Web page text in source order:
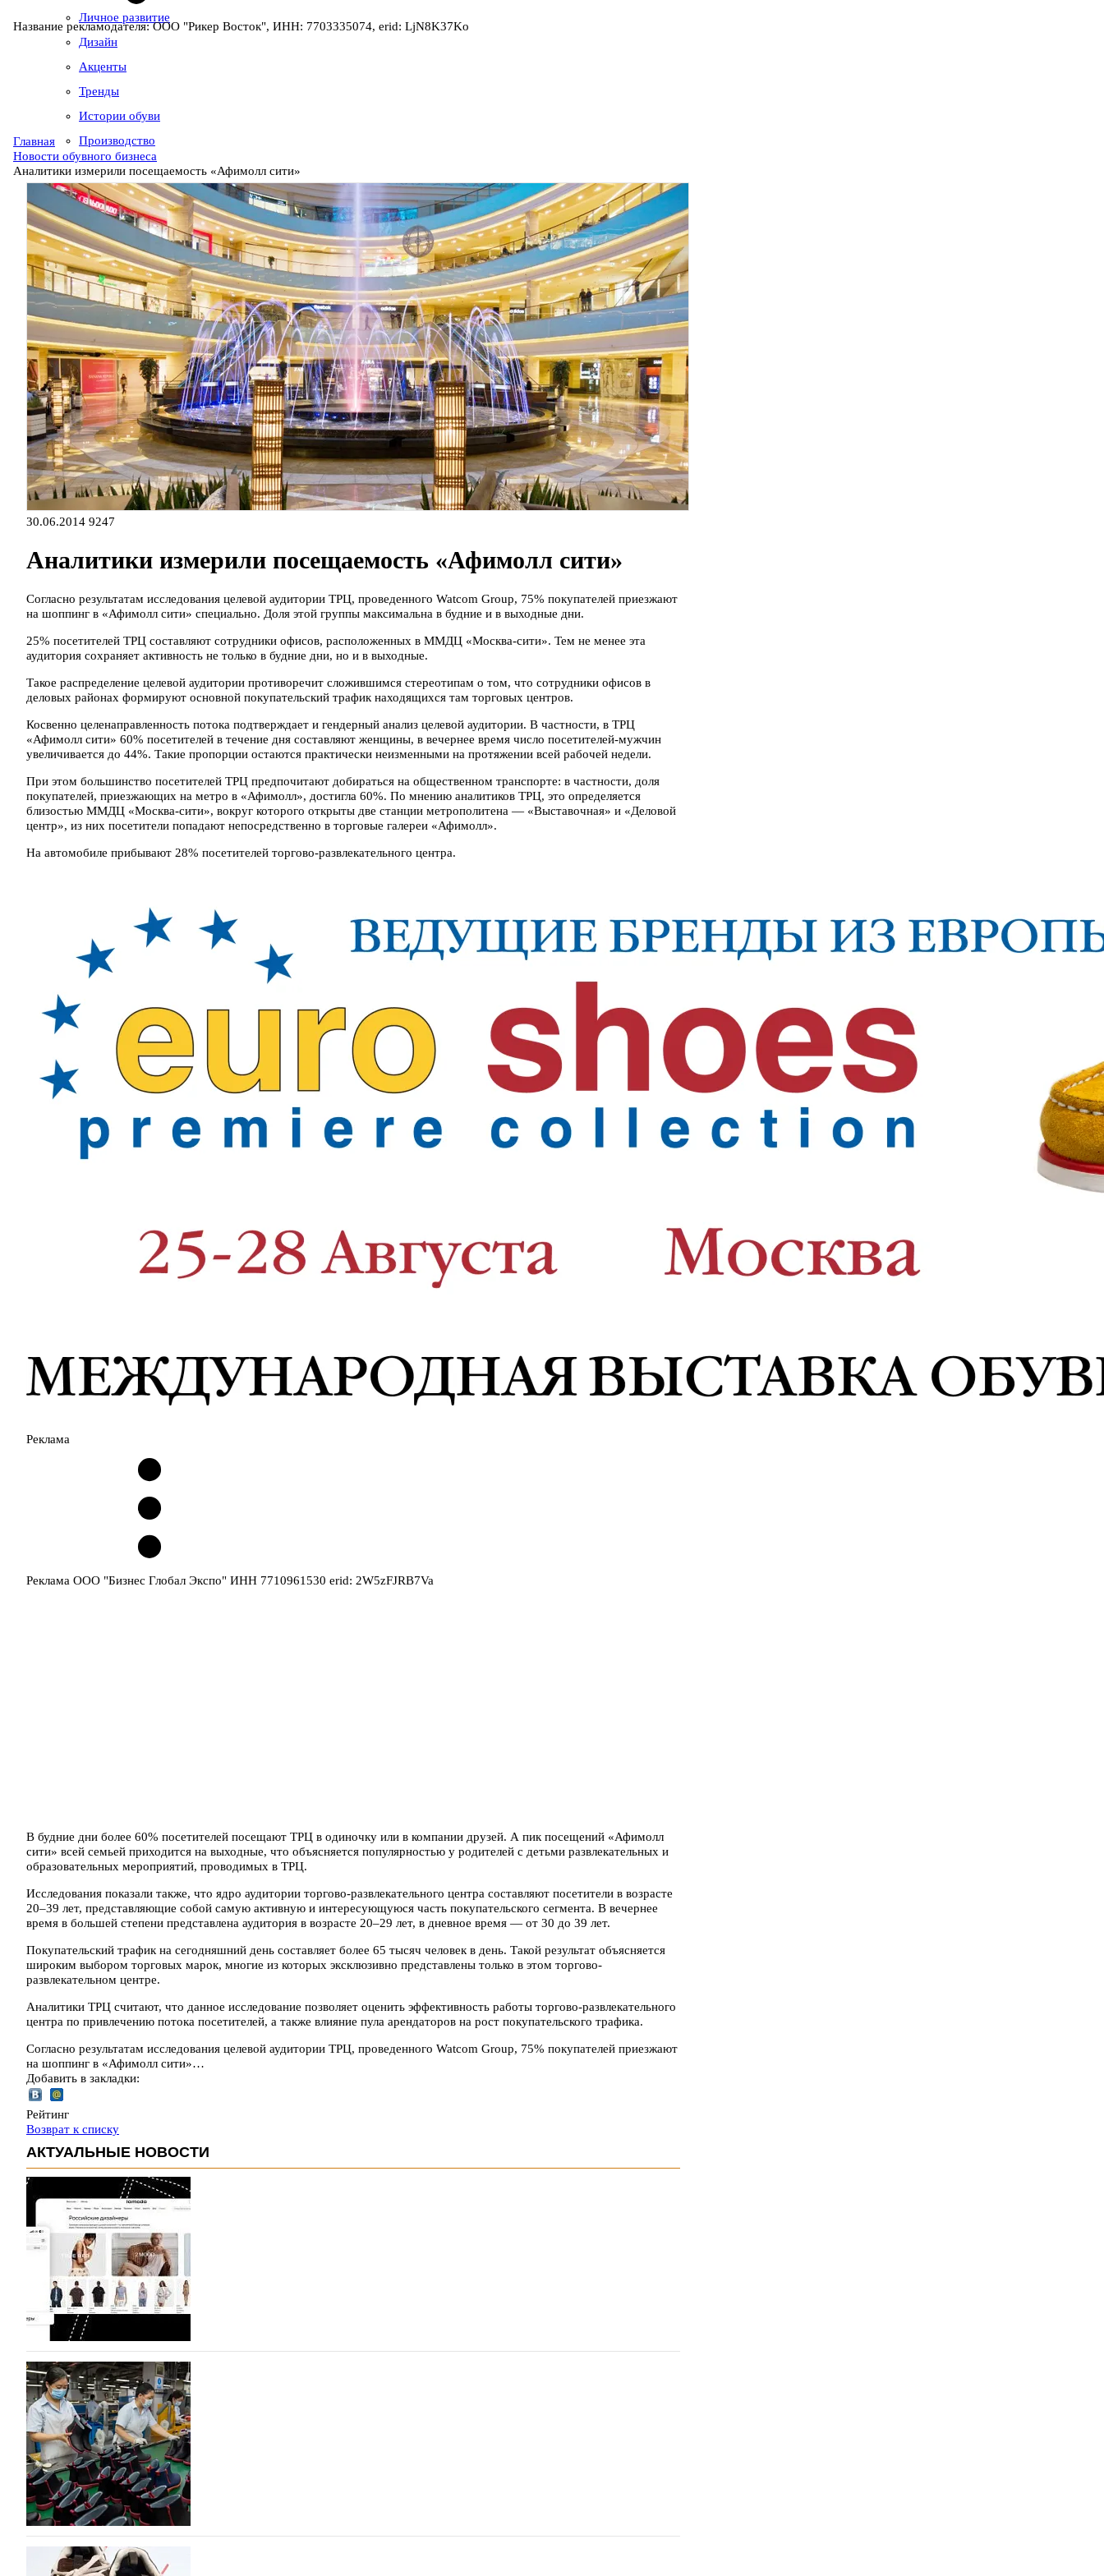
Личное развитие
Дизайн
Акценты
Тренды
Истории обуви
Производство
Название рекламодателя: ООО "Рикер Восток", ИНН: 7703335074, erid: LjN8K37Ko
Главная
Новости обувного бизнеса
Аналитики измерили посещаемость «Афимолл сити»
30.06.2014 9247
Аналитики измерили посещаемость «Афимолл сити»
Согласно результатам исследования целевой аудитории ТРЦ, проведенного Watcom Group, 75% покупателей приезжают
на шоппинг в «Афимолл сити» специально. Доля этой группы максимальна в будние и в выходные дни.
25% посетителей ТРЦ составляют сотрудники офисов, расположенных в ММДЦ «Москва-сити». Тем не менее эта
аудитория сохраняет активность не только в будние дни, но и в выходные.
Такое распределение целевой аудитории противоречит сложившимся стереотипам о том, что сотрудники офисов в
деловых районах формируют основной покупательский трафик находящихся там торговых центров.
Косвенно целенаправленность потока подтверждает и гендерный анализ целевой аудитории. В частности, в ТРЦ
«Афимолл сити» 60% посетителей в течение дня составляют женщины, в вечернее время число посетителей-мужчин
увеличивается до 44%. Такие пропорции остаются практически неизменными на протяжении всей рабочей недели.
При этом большинство посетителей ТРЦ предпочитают добираться на общественном транспорте: в частности, доля
покупателей, приезжающих на метро в «Афимолл», достигла 60%. По мнению аналитиков ТРЦ, это определяется
близостью ММДЦ «Москва-сити», вокруг которого открыты две станции метрополитена — «Выставочная» и «Деловой
центр», из них посетители попадают непосредственно в торговые галереи «Афимолл».
На автомобиле прибывают 28% посетителей торгово-развлекательного центра.
Реклама
Реклама ООО "Бизнес Глобал Экспо" ИНН 7710961530 erid: 2W5zFJRB7Va
В будние дни более 60% посетителей посещают ТРЦ в одиночку или в компании друзей. А пик посещений «Афимолл
сити» всей семьей приходится на выходные, что объясняется популярностью у родителей с детьми развлекательных и
образовательных мероприятий, проводимых в ТРЦ.
Исследования показали также, что ядро аудитории торгово-развлекательного центра составляют посетители в возрасте
20–39 лет, представляющие собой самую активную и интересующуюся часть покупательского сегмента. В вечернее
время в большей степени представлена аудитория в возрасте 20–29 лет, в дневное время — от 30 до 39 лет.
Покупательский трафик на сегодняшний день составляет более 65 тысяч человек в день. Такой результат объясняется
широким выбором торговых марок, многие из которых эксклюзивно представлены только в этом торгово-
развлекательном центре.
Аналитики ТРЦ считают, что данное исследование позволяет оценить эффективность работы торгово-развлекательного
центра по привлечению потока посетителей, а также влияние пула арендаторов на рост покупательского трафика.
Согласно результатам исследования целевой аудитории ТРЦ, проведенного Watcom Group, 75% покупателей приезжают
на шоппинг в «Афимолл сити»…
Добавить в закладки:
Рейтинг
Возврат к списку
АКТУАЛЬНЫЕ НОВОСТИ
На платформе Lamoda - новый раздел и условия продвижения локальных
дизайнерских марок
Российский маркетплейс Lamoda решил обновить раздел для продажи продукции локальных дизайнерских
марок одежды, обуви и аксессуаров. Бренды также получат маркетинговую…
06.08.2026 112
Объем мирового производства обуви в 2025 году практически не увеличился